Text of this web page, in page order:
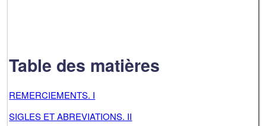
Table des matières
REMERCIEMENTS. I
SIGLES ET ABREVIATIONS. II